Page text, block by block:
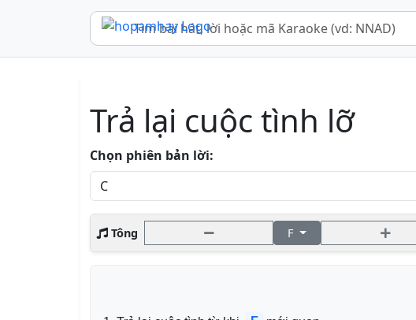
Trả lại cuộc tình lỡ
Chọn phiên bản lời:
Tông F